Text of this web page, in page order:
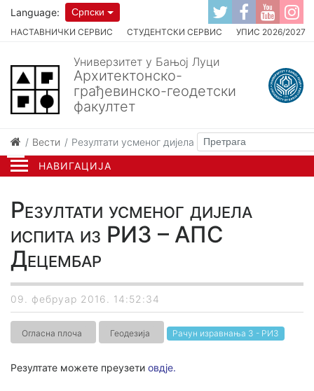
НАВИГАЦИЈА
НАСТАВНИЧКИ СЕРВИС СТУДЕНТСКИ СЕРВИС УПИС 2026/2027
Language: Српски
Универзитет у Бањој Луци
Архитектонско-
грађевинско-геодетски
факултет
Вести Резултати усменог дијела испита из РИ3 – АПС
Резултати усменог дијела
испита из РИ3 – АПС
Децембар
09. фебруар 2016. 14:52:34
Огласна плоча Геодезија Рачун изравнања 3 - РИ3
Резултате можете преузети овдје.